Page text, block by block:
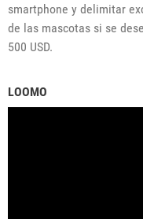
smartphone y delimitar
de las mascotas si se
500 USD.
LOOMO